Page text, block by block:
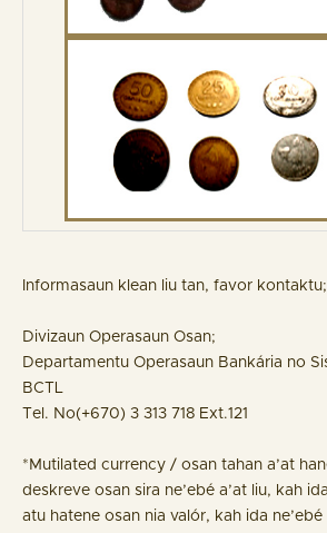
Informasaun klean liu tan, favor kontaktu;
Divizaun Operasaun Osan;
Departamentu Operasaun Bankária no
BCTL
Tel. No(+670) 3 313 718 Ext.121
*Mutilated currency / osan tahan a’at
deskreve osan sira ne’ebé a’at liu, kah
atu hatene osan nia valór, kah ida